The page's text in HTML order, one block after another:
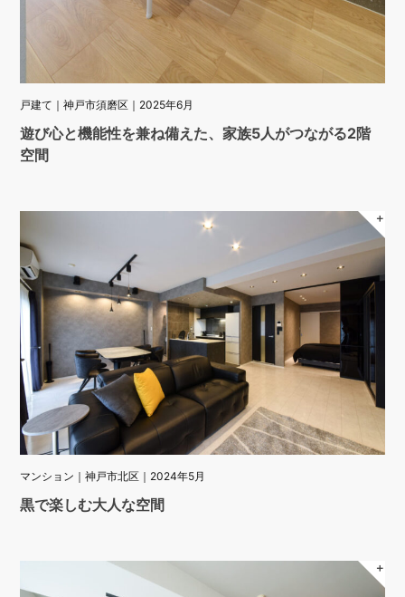
戸建て｜神戸市須磨区｜2025年6月
遊び心と機能性を兼ね備えた、家族5人がつながる2階
空間
＋
マンション｜神戸市北区｜2024年5月
黒で楽しむ大人な空間
＋